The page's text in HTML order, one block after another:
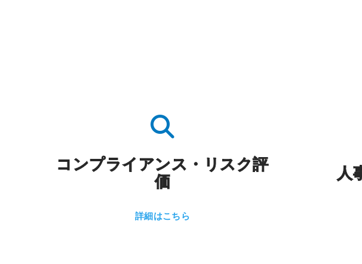
詳細はこちら
コンプライアンス・リスク評
価
人